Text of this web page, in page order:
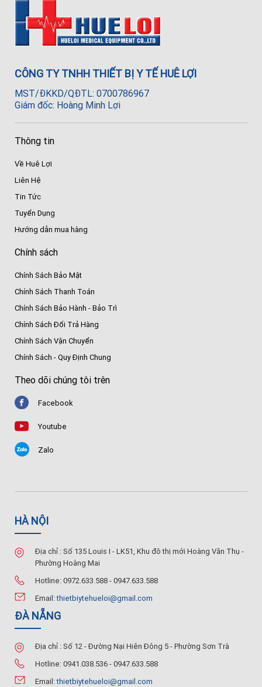
CÔNG TY TNHH THIẾT BỊ Y TẾ HUÊ LỢI
MST/ĐKKD/QĐTL: 0700786967
Giám đốc: Hoàng Minh Lợi
Thông tin
Về Huê Lợi
Liên Hệ
Tin Tức
Tuyển Dụng
Hướng dẫn mua hàng
Chính sách
Chính Sách Bảo Mật
Chính Sách Thanh Toán
Chính Sách Bảo Hành - Bảo Trì
Chính Sách Đổi Trả Hàng
Chính Sách Vận Chuyển
Chính Sách - Quy Định Chung
Theo dõi chúng tôi trên
Facebook
Youtube
Zalo
HÀ NỘI
Địa chỉ : Số 135 Louis I - LK51, Khu đô thị mới Hoàng Văn Thụ -
Phường Hoàng Mai
Hotline: 0972.633.588 - 0947.633.588
Email:thietbiytehueloi@gmail.com
ĐÀ NẴNG
Địa chỉ : Số 12 - Đường Nại Hiên Đông 5 - Phường Sơn Trà
Hotline: 0941.038.536 - 0947.633.588
Email:thietbiytehueloi@gmail.com